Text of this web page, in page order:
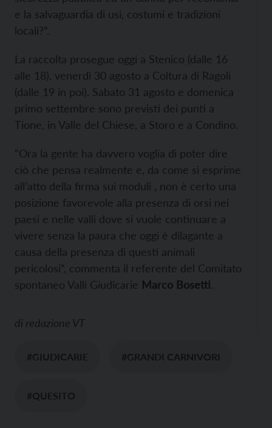
e la salvaguardia di usi, costumi e tradizioni
locali?”.
La raccolta prosegue oggi a Stenico (dalle 16
alle 18), venerdì 30 agosto a Coltura di Ragoli
(dalle 19 in poi). Sabato 31 agosto e domenica
primo settembre sono previsti dei punti a
Tione, in Valle del Chiese, a Storo e a Condino.
“Ora la gente ha davvero voglia di poter dire
ciò che pensa realmente e, da come si esprime
all’atto della firma sui moduli , non è certo una
posizione favorevole alla presenza di orsi nei
paesi e nelle valli dove si vuole continuare a
vivere senza la paura che oggi è dilagante a
causa della presenza di questi animali
pericolosi”, commenta il referente del Comitato
spontaneo Valli Giudicarie Marco Bosetti.
di redazione VT
#GIUDICARIE #GRANDI CARNIVORI
#QUESITO